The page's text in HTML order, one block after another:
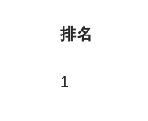
排名
1